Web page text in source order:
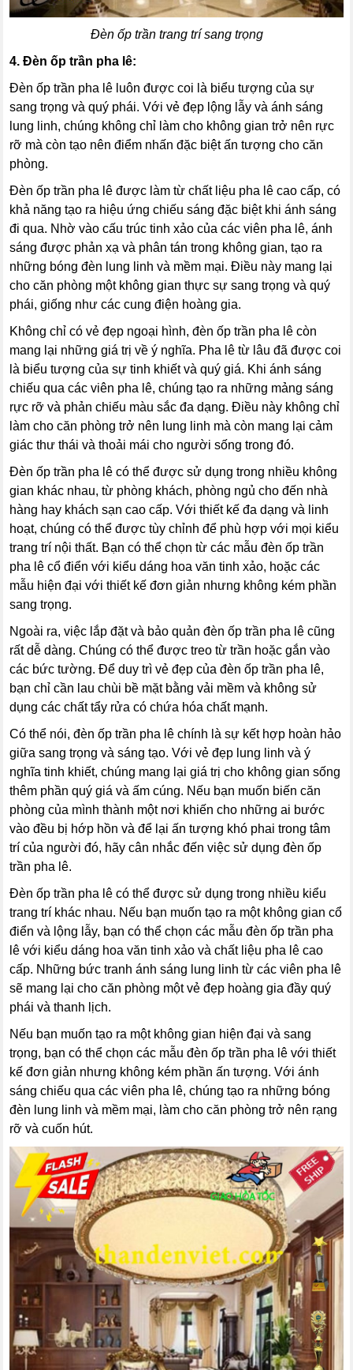
Đèn ốp trần trang trí sang trọng
4. Đèn ốp trần pha lê:
Đèn ốp trần pha lê luôn được coi là biểu tượng của sự
sang trọng và quý phái. Với vẻ đẹp lộng lẫy và ánh sáng
lung linh, chúng không chỉ làm cho không gian trở nên rực
rỡ mà còn tạo nên điểm nhấn đặc biệt ấn tượng cho căn
phòng.
Đèn ốp trần pha lê được làm từ chất liệu pha lê cao cấp, có
khả năng tạo ra hiệu ứng chiếu sáng đặc biệt khi ánh sáng
đi qua. Nhờ vào cấu trúc tinh xảo của các viên pha lê, ánh
sáng được phản xạ và phân tán trong không gian, tạo ra
những bóng đèn lung linh và mềm mại. Điều này mang lại
cho căn phòng một không gian thực sự sang trọng và quý
phái, giống như các cung điện hoàng gia.
Không chỉ có vẻ đẹp ngoại hình, đèn ốp trần pha lê còn
mang lại những giá trị về ý nghĩa. Pha lê từ lâu đã được coi
là biểu tượng của sự tinh khiết và quý giá. Khi ánh sáng
chiếu qua các viên pha lê, chúng tạo ra những mảng sáng
rực rỡ và phản chiếu màu sắc đa dạng. Điều này không chỉ
làm cho căn phòng trở nên lung linh mà còn mang lại cảm
giác thư thái và thoải mái cho người sống trong đó.
Đèn ốp trần pha lê có thể được sử dụng trong nhiều không
gian khác nhau, từ phòng khách, phòng ngủ cho đến nhà
hàng hay khách sạn cao cấp. Với thiết kế đa dạng và linh
hoạt, chúng có thể được tùy chỉnh để phù hợp với mọi kiểu
trang trí nội thất. Bạn có thể chọn từ các mẫu đèn ốp trần
pha lê cổ điển với kiểu dáng hoa văn tinh xảo, hoặc các
mẫu hiện đại với thiết kế đơn giản nhưng không kém phần
sang trọng.
Ngoài ra, việc lắp đặt và bảo quản đèn ốp trần pha lê cũng
rất dễ dàng. Chúng có thể được treo từ trần hoặc gắn vào
các bức tường. Để duy trì vẻ đẹp của đèn ốp trần pha lê,
bạn chỉ cần lau chùi bề mặt bằng vải mềm và không sử
dụng các chất tẩy rửa có chứa hóa chất mạnh.
Có thể nói, đèn ốp trần pha lê chính là sự kết hợp hoàn hảo
giữa sang trọng và sáng tạo. Với vẻ đẹp lung linh và ý
nghĩa tinh khiết, chúng mang lại giá trị cho không gian sống
thêm phần quý giá và ấm cúng. Nếu bạn muốn biến căn
phòng của mình thành một nơi khiến cho những ai bước
vào đều bị hớp hồn và để lại ấn tượng khó phai trong tâm
trí của người đó, hãy cân nhắc đến việc sử dụng đèn ốp
trần pha lê.
Đèn ốp trần pha lê có thể được sử dụng trong nhiều kiểu
trang trí khác nhau. Nếu bạn muốn tạo ra một không gian cổ
điển và lộng lẫy, bạn có thể chọn các mẫu đèn ốp trần pha
lê với kiểu dáng hoa văn tinh xảo và chất liệu pha lê cao
cấp. Những bức tranh ánh sáng lung linh từ các viên pha lê
sẽ mang lại cho căn phòng một vẻ đẹp hoàng gia đầy quý
phái và thanh lịch.
Nếu bạn muốn tạo ra một không gian hiện đại và sang
trọng, bạn có thể chọn các mẫu đèn ốp trần pha lê với thiết
kế đơn giản nhưng không kém phần ấn tượng. Với ánh
sáng chiếu qua các viên pha lê, chúng tạo ra những bóng
đèn lung linh và mềm mại, làm cho căn phòng trở nên rạng
rỡ và cuốn hút.